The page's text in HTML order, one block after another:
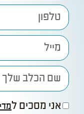
אני מסכים ל